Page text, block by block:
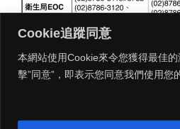
Cookie追蹤同意
本網站使用Cookie來令您獲得最佳
擊”同意”，即表示您同意我們使用您
MENU